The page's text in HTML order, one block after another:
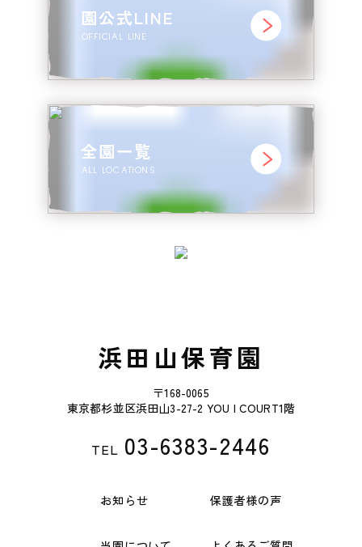
園公式LINE
OFFICIAL LINE
全園一覧
ALL LOCATIONS
浜田山保育園
〒168-0065
東京都杉並区浜田山3-27-2 YOU I COURT1階
TEL 03-6383-2446
お知らせ 保護者様の声